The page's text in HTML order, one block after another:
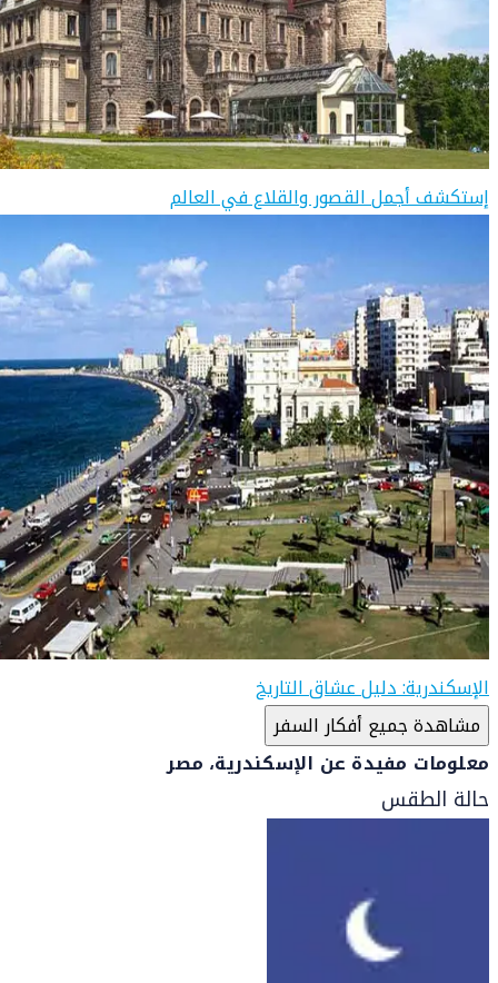
إستكشف أجمل القصور والقلاع في العالم
الإسكندرية: دليل عشاق التاريخ
مشاهدة جميع أفكار السفر
معلومات مفيدة عن الإسكندرية، مصر
حالة الطقس